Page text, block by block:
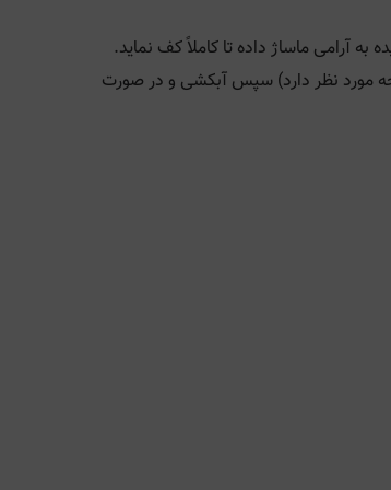
آرامی ماساژ داده تا کاملاً کف نمايد.
مورد نظر دارد) سپس آبکشی و در صورت